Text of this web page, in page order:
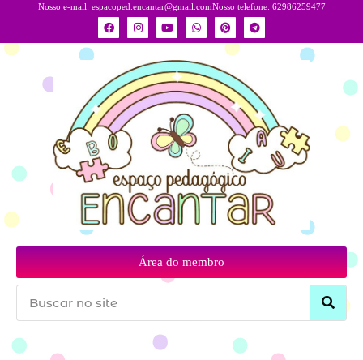
Nosso e-mail: espacoped.encantar@gmail.comNosso telefone: 62986259477
Área do membro